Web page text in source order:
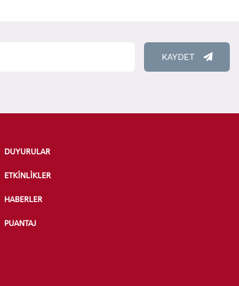
KAYDET
DUYURULAR
ETKİNLİKLER
HABERLER
PUANTAJ